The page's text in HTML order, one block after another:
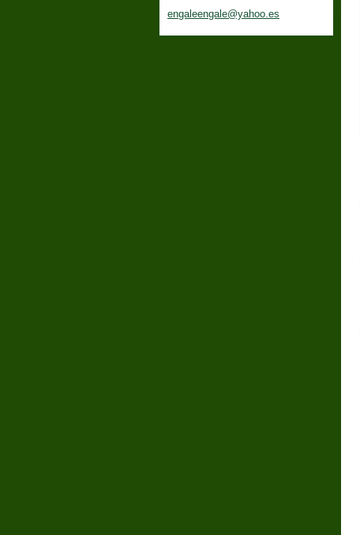
engaleengale@yahoo.es